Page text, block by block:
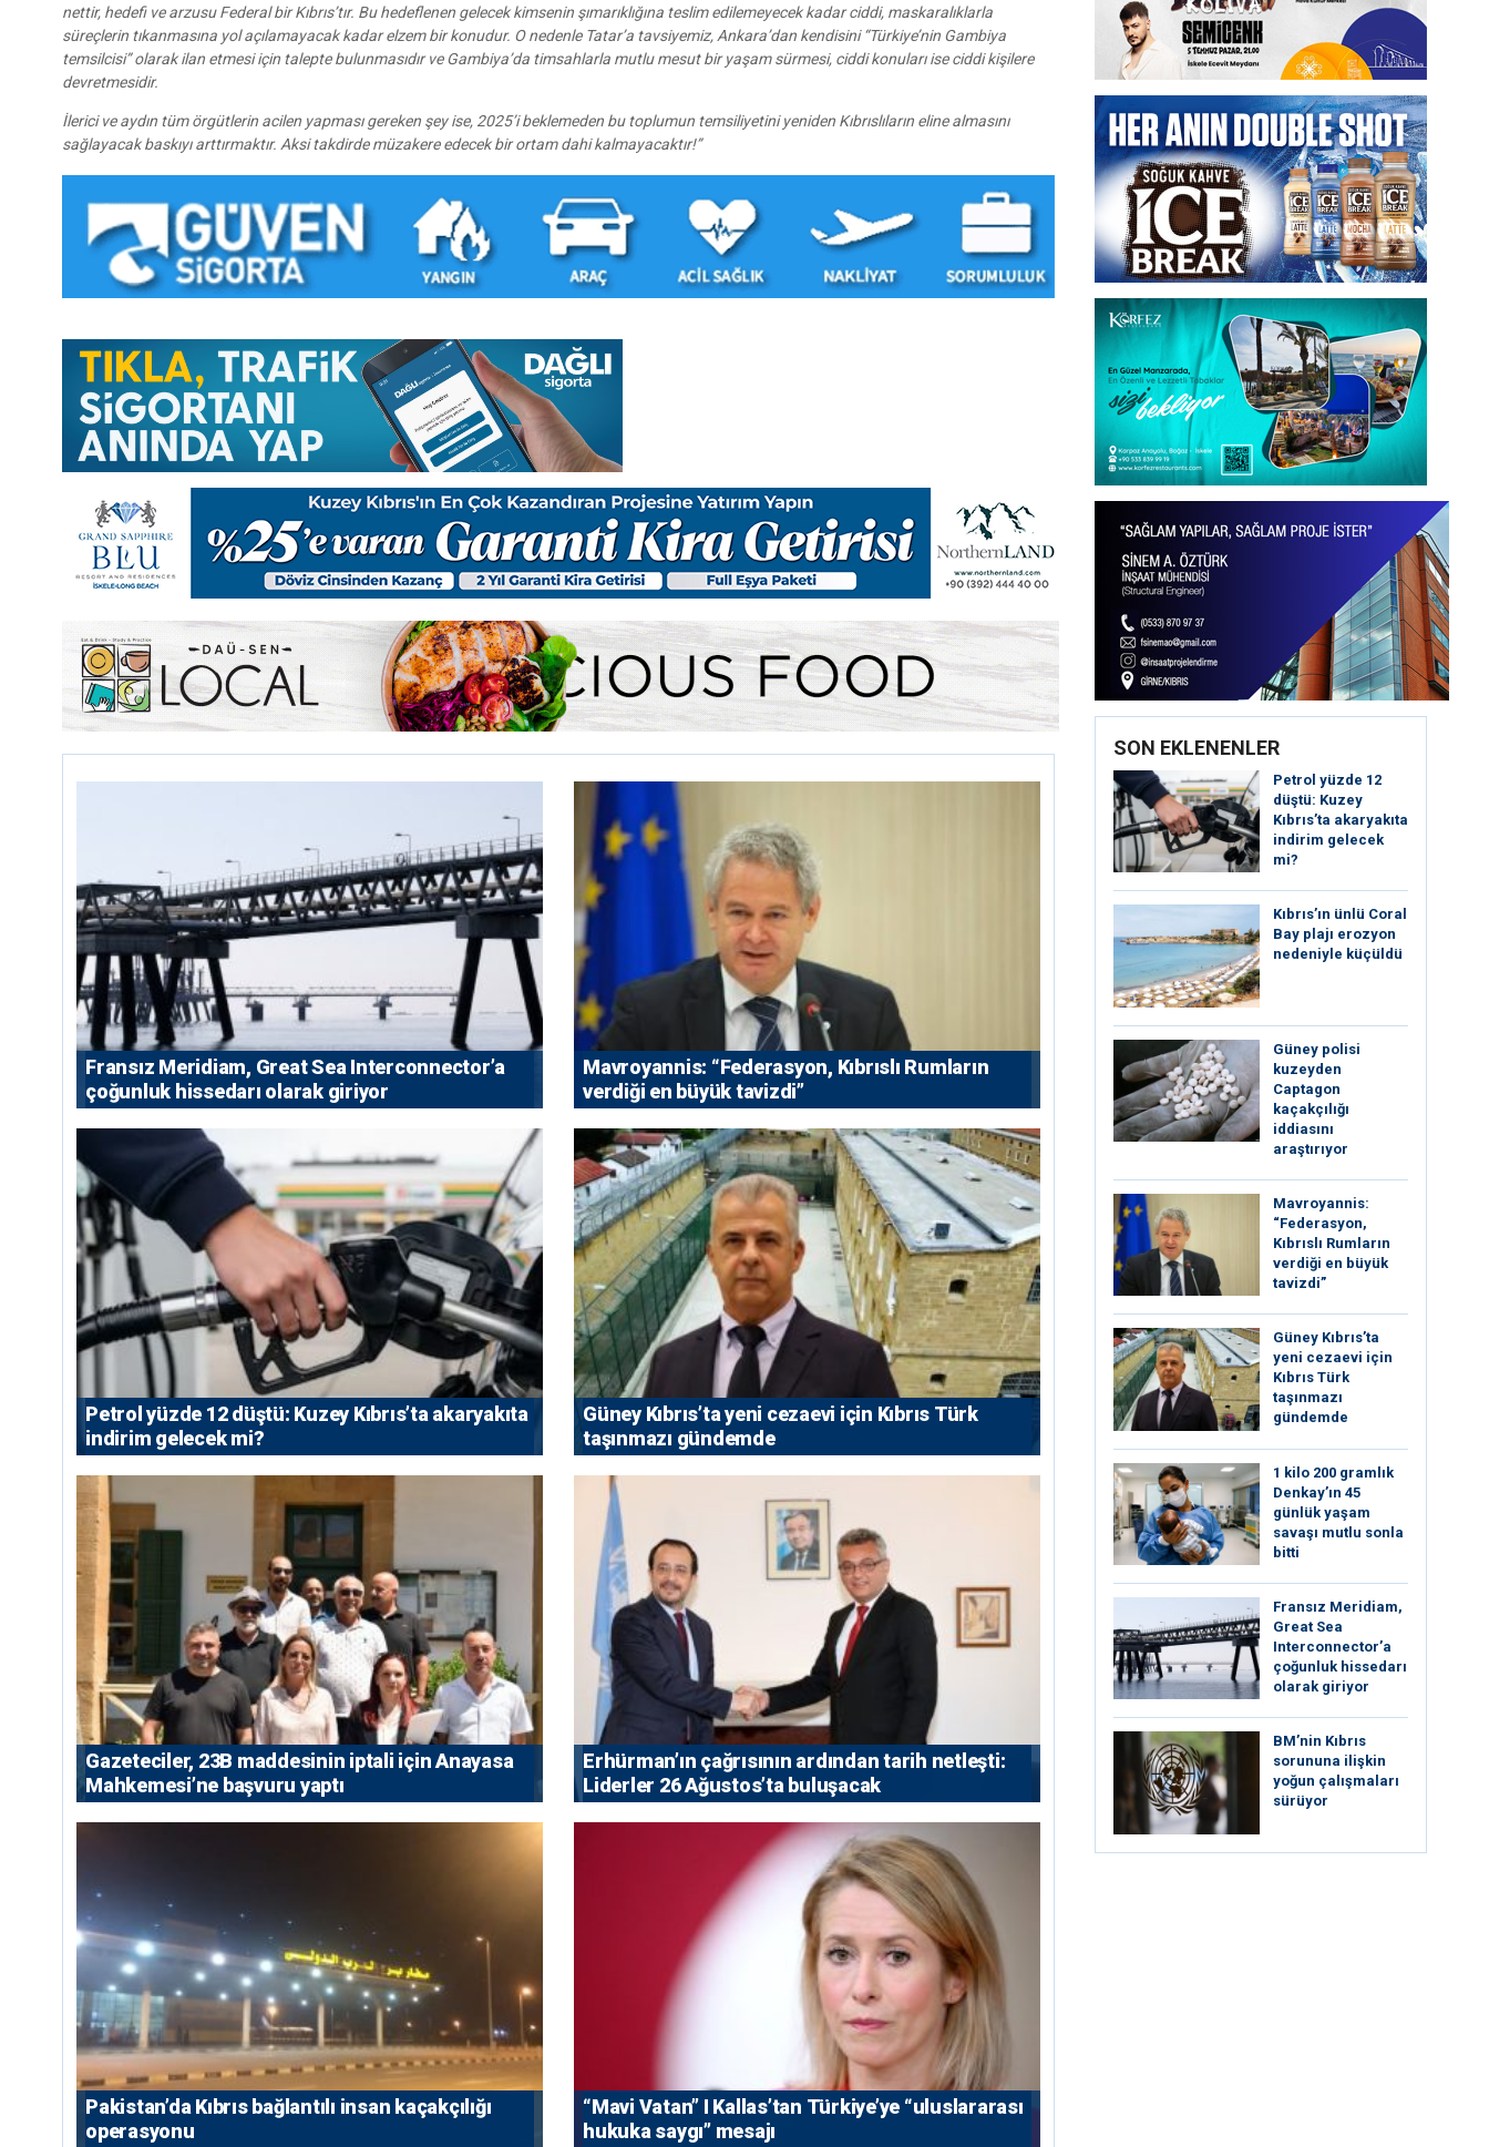
nettir, hedefi ve arzusu Federal bir Kıbrıs’tır. Bu hedeflenen gelecek kimsenin şımarıklığına teslim edilemeyecek kadar ciddi, maskaralıklarla
süreçlerin tıkanmasına yol açılamayacak kadar elzem bir konudur. O nedenle Tatar’a tavsiyemiz, Ankara’dan kendisini “Türkiye’nin Gambiya
temsilcisi” olarak ilan etmesi için talepte bulunmasıdır ve Gambiya’da timsahlarla mutlu mesut bir yaşam sürmesi, ciddi konuları ise ciddi kişilere
devretmesidir.
İlerici ve aydın tüm örgütlerin acilen yapması gereken şey ise, 2025’i beklemeden bu toplumun temsiliyetini yeniden Kıbrıslıların eline almasını
sağlayacak baskıyı arttırmaktır. Aksi takdirde müzakere edecek bir ortam dahi kalmayacaktır!”
Fransız Meridiam, Great Sea Interconnector’a
çoğunluk hissedarı olarak giriyor
Mavroyannis: “Federasyon, Kıbrıslı Rumların
verdiği en büyük tavizdi”
Petrol yüzde 12 düştü: Kuzey Kıbrıs’ta akaryakıta
indirim gelecek mi?
Güney Kıbrıs’ta yeni cezaevi için Kıbrıs Türk
taşınmazı gündemde
Gazeteciler, 23B maddesinin iptali için Anayasa
Mahkemesi’ne başvuru yaptı
Erhürman’ın çağrısının ardından tarih netleşti:
Liderler 26 Ağustos’ta buluşacak
Pakistan’da Kıbrıs bağlantılı insan kaçakçılığı
operasyonu
“Mavi Vatan” I Kallas’tan Türkiye’ye “uluslararası
hukuka saygı” mesajı
SON EKLENENLER
Petrol yüzde 12
düştü: Kuzey
Kıbrıs’ta akaryakıta
indirim gelecek
mi?
Kıbrıs’ın ünlü Coral
Bay plajı erozyon
nedeniyle küçüldü
Güney polisi
kuzeyden
Captagon
kaçakçılığı
iddiasını
araştırıyor
Mavroyannis:
“Federasyon,
Kıbrıslı Rumların
verdiği en büyük
tavizdi”
Güney Kıbrıs’ta
yeni cezaevi için
Kıbrıs Türk
taşınmazı
gündemde
1 kilo 200 gramlık
Denkay’ın 45
günlük yaşam
savaşı mutlu sonla
bitti
Fransız Meridiam,
Great Sea
Interconnector’a
çoğunluk hissedarı
olarak giriyor
BM’nin Kıbrıs
sorununa ilişkin
yoğun çalışmaları
sürüyor